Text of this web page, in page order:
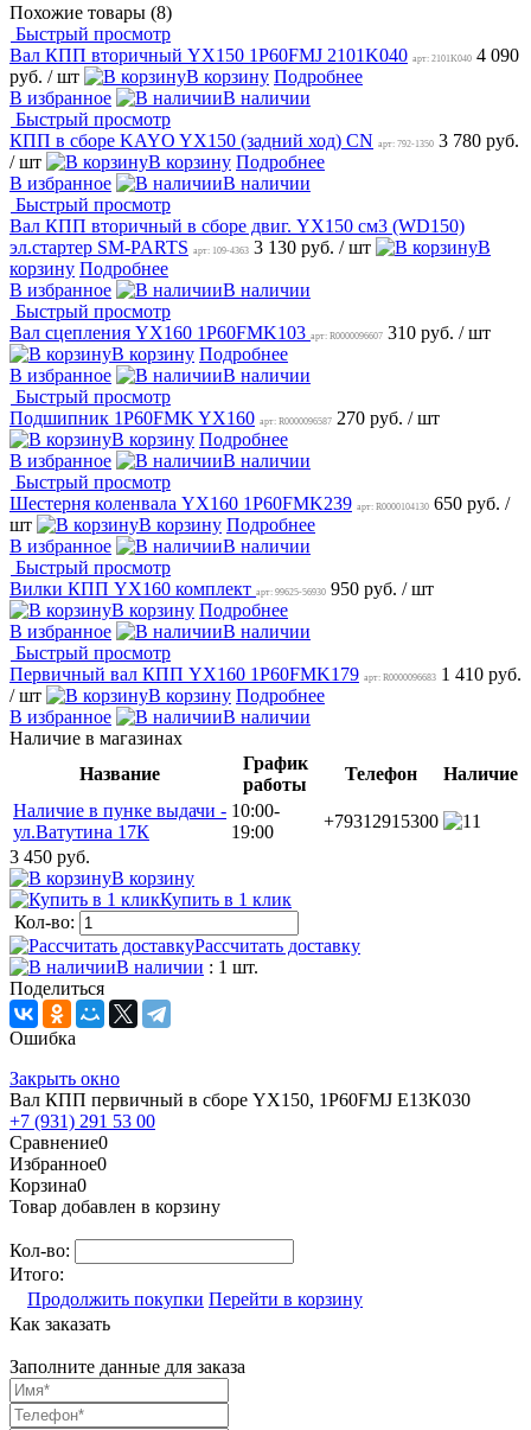
Похожие товары (8)
Быстрый просмотр
Вал КПП вторичный YX150 1P60FMJ 2101K040 арт: 2101K040 4 090
руб. / шт В корзину Подробнее
В избранное
В наличии
Быстрый просмотр
КПП в сборе KAYO YX150 (задний ход) CN арт: 792-1350 3 780 руб.
/ шт
В корзину Подробнее
В избранное
В наличии
Быстрый просмотр
Вал КПП вторичный в сборе двиг. YX150 см3 (WD150)
эл.стартер SM-PARTS арт: 109-4363 3 130 руб. / шт
В
корзину Подробнее
В избранное
В наличии
Быстрый просмотр
Вал сцепления YX160 1P60FMK103 арт: R0000096607 310 руб. / шт
В корзину Подробнее
В избранное
В наличии
Быстрый просмотр
Подшипник 1P60FMK YX160 арт: R0000096587 270 руб. / шт
В корзину Подробнее
В избранное
В наличии
Быстрый просмотр
Шестерня коленвала YX160 1P60FMK239 арт: R0000104130 650 руб. /
шт
В корзину Подробнее
В избранное
В наличии
Быстрый просмотр
Вилки КПП YX160 комплект арт: 99625-56930 950 руб. / шт
В корзину Подробнее
В избранное
В наличии
Быстрый просмотр
Первичный вал КПП YX160 1P60FMK179 арт: R0000096683 1 410 руб.
/ шт
В корзину Подробнее
В избранное
В наличии
Наличие в магазинах
Название
График
работы
Телефон
Наличие
Наличие в пунке выдачи -
ул.Ватутина 17К
10:00-
19:00
+79312915300
1
3 450 руб.
В корзину
Купить в 1 клик
Кол-во:
Рассчитать доставку
В наличии : 1 шт.
Поделиться
Ошибка
Закрыть окно
Вал КПП первичный в сборе YX150, 1P60FMJ E13K030
+7 (931) 291 53 00
Сравнение0
Избранное0
Корзина0
Товар добавлен в корзину
Кол-во:
Итого:
Продолжить покупки Перейти в корзину
Как заказать
Заполните данные для заказа